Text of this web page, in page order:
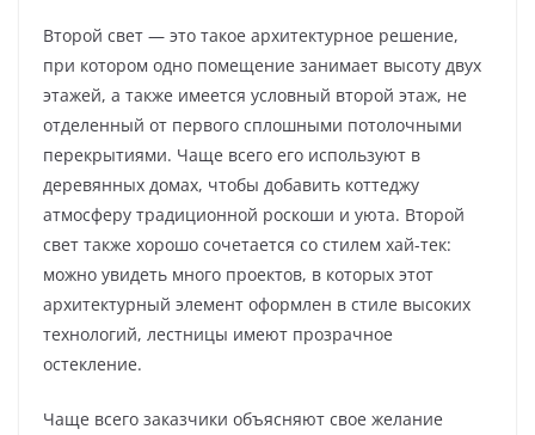
Второй свет — это такое архитектурное решение,
при котором одно помещение занимает высоту двух
этажей, а также имеется условный второй этаж, не
отделенный от первого сплошными потолочными
перекрытиями. Чаще всего его используют в
деревянных домах, чтобы добавить коттеджу
атмосферу традиционной роскоши и уюта. Второй
свет также хорошо сочетается со стилем хай-тек:
можно увидеть много проектов, в которых этот
архитектурный элемент оформлен в стиле высоких
технологий, лестницы имеют прозрачное
остекление.
Чаще всего заказчики объясняют свое желание